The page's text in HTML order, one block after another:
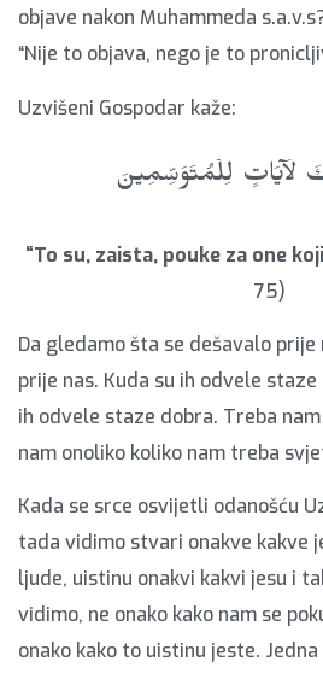
objave nakon Muhammeda
“Nije to objava, nego je to
Uzvišeni Gospodar kaže:
لَآيَاتٍ لِلْمُتَوَسِّمِينَ
“To su, zaista, pouke za one
75)
Da gledamo šta se dešavalo prije
prije nas. Kuda su ih odvele
ih odvele staze dobra. Treba
nam onoliko koliko nam treba
Kada se srce osvijetli odanošću
tada vidimo stvari onakve kakve
ljude, uistinu onakvi kakvi jesu i
vidimo, ne onako kako nam se
onako kako to uistinu jeste.